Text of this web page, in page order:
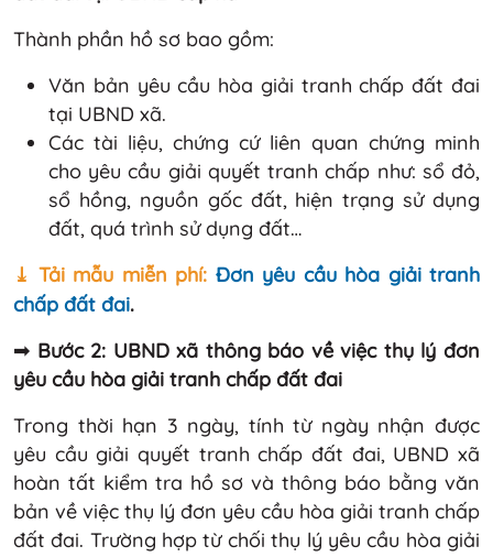
Thành phần hồ sơ bao gồm:
Văn bản yêu cầu hòa giải tranh chấp đất đai
tại UBND xã.
Các tài liệu, chứng cứ liên quan chứng minh
cho yêu cầu giải quyết tranh chấp như: sổ đỏ,
sổ hồng, nguồn gốc đất, hiện trạng sử dụng
đất, quá trình sử dụng đất…
⤓ Tải mẫu miễn phí: Đơn yêu cầu hòa giải tranh
chấp đất đai.
➟ Bước 2: UBND xã thông báo về việc thụ lý đơn
yêu cầu hòa giải tranh chấp đất đai
Trong thời hạn 3 ngày, tính từ ngày nhận được
yêu cầu giải quyết tranh chấp đất đai, UBND xã
hoàn tất kiểm tra hồ sơ và thông báo bằng văn
bản về việc thụ lý đơn yêu cầu hòa giải tranh chấp
đất đai. Trường hợp từ chối thụ lý yêu cầu hòa giải